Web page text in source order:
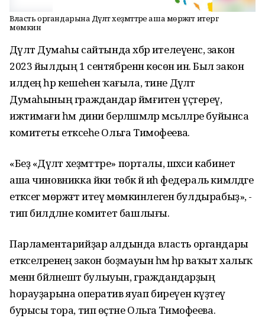
Власть органдарына Дәүләт хеҙмәттәре аша мөрәжәғәт итергә
мөмкин
Дәүләт Думаһы сайтында хәбәр ителеүенсә, закон
2023 йылдың 1 сентябренән көсөнә инә. Был закон
илдең һәр кешеһенә ҡағыла, тине Дәүләт
Думаһының граждандар йәмғиәтен үҫтереү,
ижтимағи һәм дини берләшмәләр мәсьәләләре буйынса
комитеты етәксеһе Ольга Тимофеева.
«Беҙ «Дәүләт хеҙмәттәре» порталы, шәхси кабинет
аша чиновникка йәки төбәк йә иһә федераль кимәлдәге
етәксегә мөрәжәғәт итеү мөмкинлеген булдырабыҙ», -
тип билдәләне комитет башлығы.
Парламентарийҙар алдында власть органдары
етәкселәренең закон боҙмауын һәм һәр ваҡыт халыҡ
менән бәйләнештә булыуын, граждандарҙың
һорауҙарына оператив яуап биреүен күҙәтеү
бурысы тора, тип өҫтәне Ольга Тимофеева.